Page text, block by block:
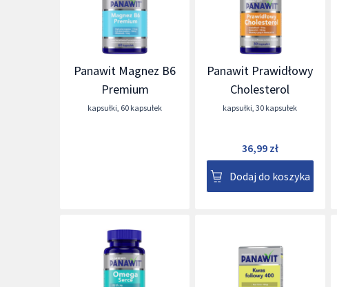
Panawit Magnez B6
Premium
kapsułki, 60 kapsułek
Panawit Prawidłowy
Cholesterol
kapsułki,30 kapsułek
36,99 zł
Dodaj do koszyka